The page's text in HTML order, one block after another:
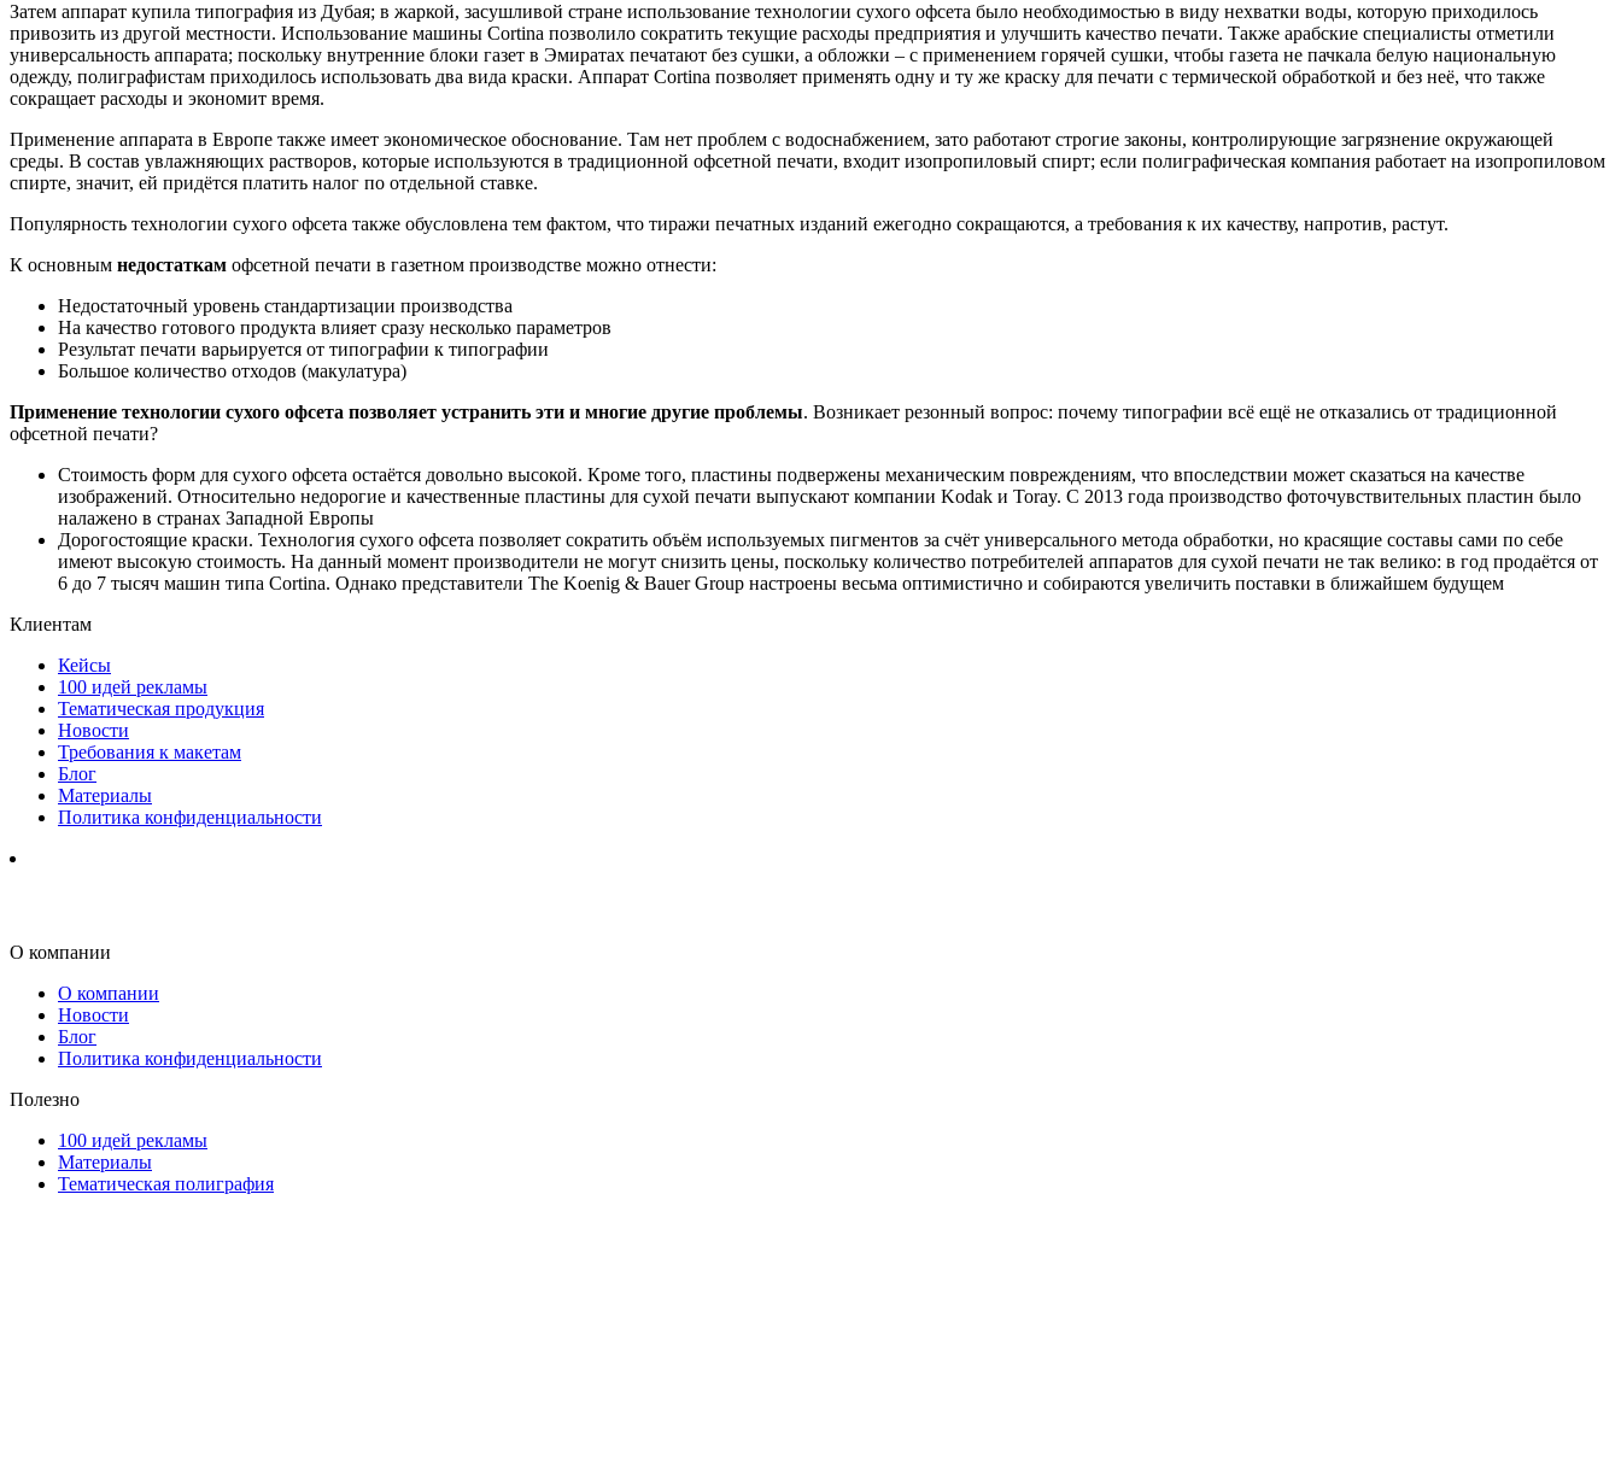
Затем аппарат купила типография из Дубая; в жаркой, засушливой стране использование технологии сухого офсета было необходимостью в виду нехватки воды, которую приходилось
привозить из другой местности. Использование машины Cortina позволило сократить текущие расходы предприятия и улучшить качество печати. Также арабские специалисты отметили
универсальность аппарата; поскольку внутренние блоки газет в Эмиратах печатают без сушки, а обложки – с применением горячей сушки, чтобы газета не пачкала белую национальную
одежду, полиграфистам приходилось использовать два вида краски. Аппарат Cortina позволяет применять одну и ту же краску для печати с термической обработкой и без неё, что также
сокращает расходы и экономит время.
Применение аппарата в Европе также имеет экономическое обоснование. Там нет проблем с водоснабжением, зато работают строгие законы, контролирующие загрязнение окружающей
среды. В состав увлажняющих растворов, которые используются в традиционной офсетной печати, входит изопропиловый спирт; если полиграфическая компания работает на изопропиловом
спирте, значит, ей придётся платить налог по отдельной ставке.
Популярность технологии сухого офсета также обусловлена тем фактом, что тиражи печатных изданий ежегодно сокращаются, а требования к их качеству, напротив, растут.
К основным недостаткам офсетной печати в газетном производстве можно отнести:
Недостаточный уровень стандартизации производства
На качество готового продукта влияет сразу несколько параметров
Результат печати варьируется от типографии к типографии
Большое количество отходов (макулатура)
Применение технологии сухого офсета позволяет устранить эти и многие другие проблемы. Возникает резонный вопрос: почему типографии всё ещё не отказались от традиционной
офсетной печати?
Стоимость форм для сухого офсета остаётся довольно высокой. Кроме того, пластины подвержены механическим повреждениям, что впоследствии может сказаться на качестве
изображений. Относительно недорогие и качественные пластины для сухой печати выпускают компании Kodak и Toray. С 2013 года производство фоточувствительных пластин было
налажено в странах Западной Европы
Дорогостоящие краски. Технология сухого офсета позволяет сократить объём используемых пигментов за счёт универсального метода обработки, но красящие составы сами по себе
имеют высокую стоимость. На данный момент производители не могут снизить цены, поскольку количество потребителей аппаратов для сухой печати не так велико: в год продаётся от
6 до 7 тысяч машин типа Cortina. Однако представители The Koenig & Bauer Group настроены весьма оптимистично и собираются увеличить поставки в ближайшем будущем
Клиентам
Кейсы
100 идей рекламы
Тематическая продукция
Новости
Требования к макетам
Блог
Материалы
Политика конфиденциальности
О компании
О компании
Новости
Блог
Политика конфиденциальности
Полезно
100 идей рекламы
Материалы
Тематическая полиграфия